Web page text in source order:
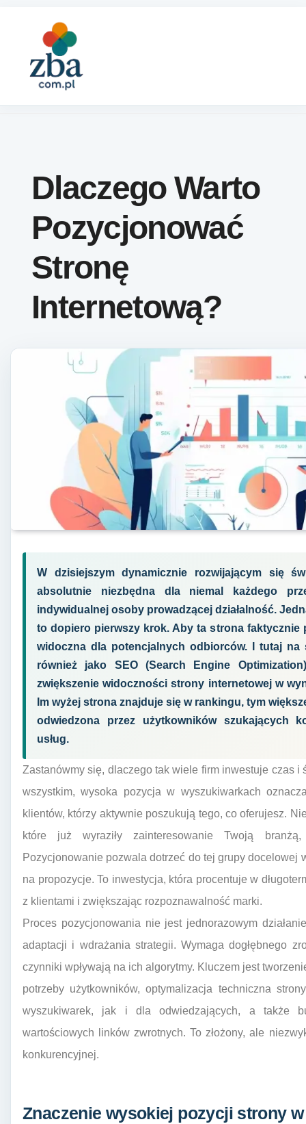
Dlaczego Warto
Pozycjonować
Stronę
Internetową?
W dzisiejszym dynamicznie rozwijającym się
absolutnie niezbędna dla niemal każdego
indywidualnej osoby prowadzącej działalność.
to dopiero pierwszy krok. Aby ta strona faktycznie
widoczna dla potencjalnych odbiorców. I tutaj na
również jako SEO (Search Engine
zwiększenie widoczności strony internetowej w
Im wyżej strona znajduje się w rankingu, tym
odwiedzona przez użytkowników szukających
usług.
Zastanówmy się, dlaczego tak wiele firm inwestuje czas
wszystkim, wysoka pozycja w wyszukiwarkach
klientów, którzy aktywnie poszukują tego, co oferujesz.
które już wyraziły zainteresowanie Twoją
Pozycjonowanie pozwala dotrzeć do tej grupy docelowej
na propozycje. To inwestycja, która procentuje w
z klientami i zwiększając rozpoznawalność marki.
Proces pozycjonowania nie jest jednorazowym
adaptacji i wdrażania strategii. Wymaga dogłębnego
czynniki wpływają na ich algorytmy. Kluczem jest
potrzeby użytkowników, optymalizacja techniczna
wyszukiwarek, jak i dla odwiedzających, a także
wartościowych linków zwrotnych. To złożony, ale
konkurencyjnej.
Znaczenie wysokiej pozycji strony